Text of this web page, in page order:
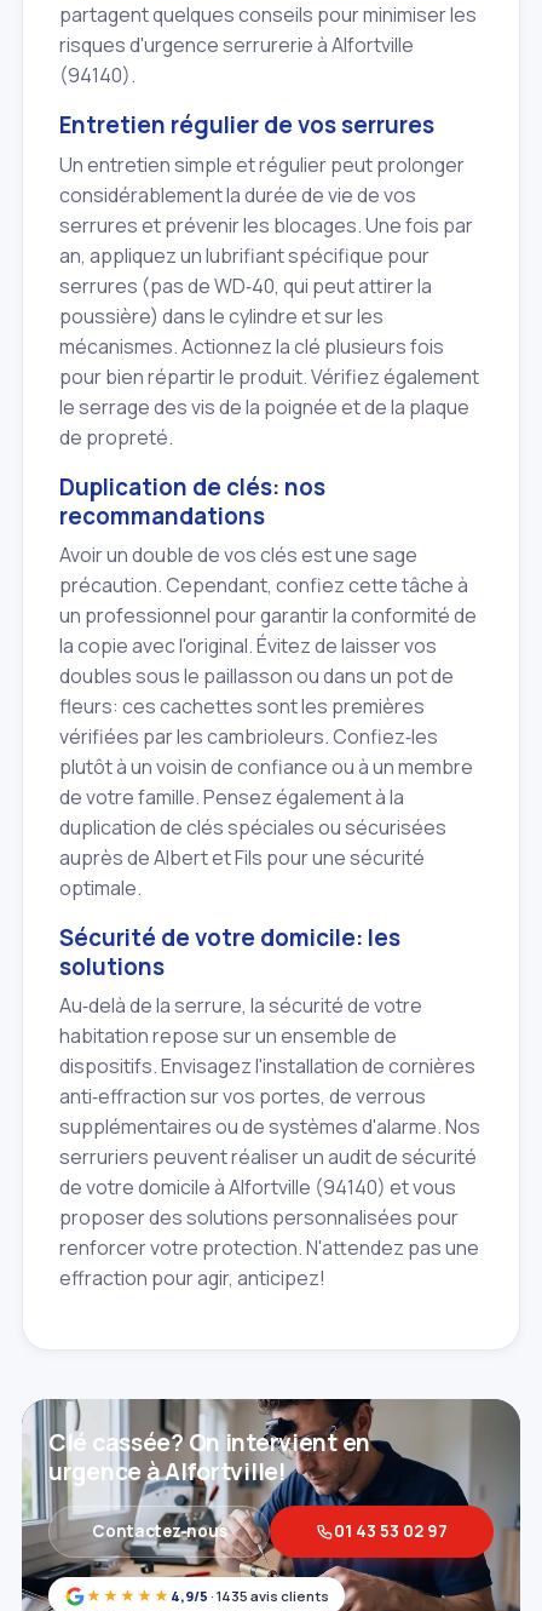
partagent quelques conseils pour minimiser les
risques d'urgence serrurerie à Alfortville
(94140).
Entretien régulier de vos serrures
Un entretien simple et régulier peut prolonger
considérablement la durée de vie de vos
serrures et prévenir les blocages. Une fois par
an, appliquez un lubrifiant spécifique pour
serrures (pas de WD‑40, qui peut attirer la
poussière) dans le cylindre et sur les
mécanismes. Actionnez la clé plusieurs fois
pour bien répartir le produit. Vérifiez également
le serrage des vis de la poignée et de la plaque
de propreté.
Duplication de clés: nos
recommandations
Avoir un double de vos clés est une sage
précaution. Cependant, confiez cette tâche à
un professionnel pour garantir la conformité de
la copie avec l'original. Évitez de laisser vos
doubles sous le paillasson ou dans un pot de
fleurs: ces cachettes sont les premières
vérifiées par les cambrioleurs. Confiez‑les
plutôt à un voisin de confiance ou à un membre
de votre famille. Pensez également à la
duplication de clés spéciales ou sécurisées
auprès de Albert et Fils pour une sécurité
optimale.
Sécurité de votre domicile: les
solutions
Au‑delà de la serrure, la sécurité de votre
habitation repose sur un ensemble de
dispositifs. Envisagez l'installation de cornières
anti‑effraction sur vos portes, de verrous
supplémentaires ou de systèmes d'alarme. Nos
serruriers peuvent réaliser un audit de sécurité
de votre domicile à Alfortville (94140) et vous
proposer des solutions personnalisées pour
renforcer votre protection. N'attendez pas une
effraction pour agir, anticipez!
★★★★★ 4,9/5 · 1435 avis clients
Clé cassée? On intervient en
urgence à Alfortville!
Contactez‑nous 01 43 53 02 97